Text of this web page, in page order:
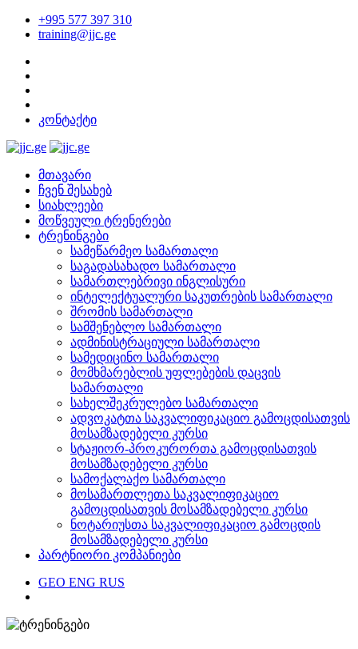
+995 577 397 310
training@jjc.ge
კონტაქტი
მთავარი
ჩვენ შესახებ
სიახლეები
მოწვეული ტრენერები
ტრენინგები
სამეწარმეო სამართალი
საგადასახადო სამართალი
სამართლებრივი ინგლისური
ინტელექტუალური საკუთრების სამართალი
შრომის სამართალი
სამშენებლო სამართალი
ადმინისტრაციული სამართალი
სამედიცინო სამართალი
მომხმარებლის უფლებების დაცვის
სამართალი
სახელშეკრულებო სამართალი
ადვოკატთა საკვალიფიკაციო გამოცდისათვის
მოსამზადებელი კურსი
სტაჟიორ-პროკურორთა გამოცდისათვის
მოსამზადებელი კურსი
სამოქალაქო სამართალი
მოსამართლეთა საკვალიფიკაციო
გამოცდისათვის მოსამზადებელი კურსი
ნოტარიუსთა საკვალიფიკაციო გამოცდის
მოსამზადებელი კურსი
პარტნიორი კომპანიები
GEO ENG RUS